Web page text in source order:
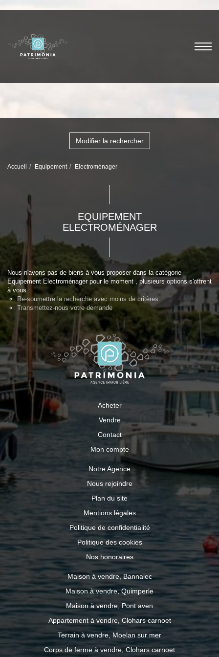
Modifier la rechercher
Accueil Equipement Electroménager
EQUIPEMENT
ELECTROMÉNAGER
Nous n'avons pas de biens à vous proposer dans la catégorie
Equipement Electroménager pour le moment , plusieurs options s'offrent
à vous :
Re-soumettre la recherche avec moins de critères.
Transmettez-nous votre demande
Acheter
Vendre
Contact
Mon compte
Notre Agence
Nous rejoindre
Plan du site
Mentions légales
Politique de confidentialité
Politique des cookies
Nos honoraires
Maison à vendre, Bannalec
Maison à vendre, Quimperle
Maison à vendre, Pont aven
Appartement à vendre, Clohars carnoet
Terrain à vendre, Moelan sur mer
Corps de ferme à vendre, Clohars carnoet